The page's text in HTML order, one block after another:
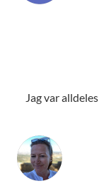
Jag var